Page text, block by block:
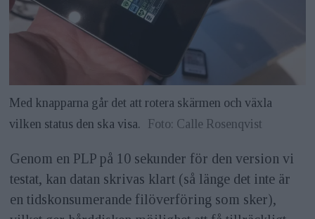
Med knapparna går det att rotera skärmen och växla
vilken status den ska visa. Foto: Calle Rosenqvist
Genom en PLP på 10 sekunder för den version vi
testat, kan datan skrivas klart (så länge det inte är
en tidskonsumerande filöverföring som sker),